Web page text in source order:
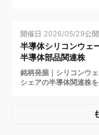
開催日 2026/05/29公
半導体シリコンウェ
半導体部品関連株
銘柄発掘｜シリコンウ
シェアの半導体関連株